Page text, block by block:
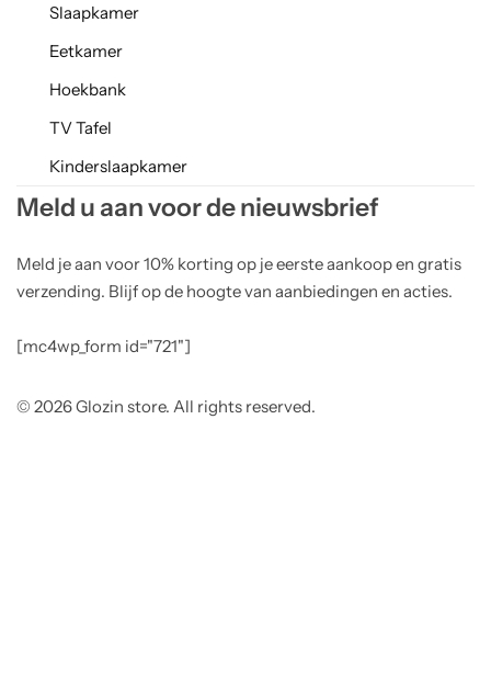
Slaapkamer
Eetkamer
Hoekbank
TV Tafel
Kinderslaapkamer
Meld u aan voor de nieuwsbrief
Meld je aan voor 10% korting op je eerste aankoop en gratis
verzending. Blijf op de hoogte van aanbiedingen en acties.
[mc4wp_form id="721"]
© 2026 Glozin store. All rights reserved.